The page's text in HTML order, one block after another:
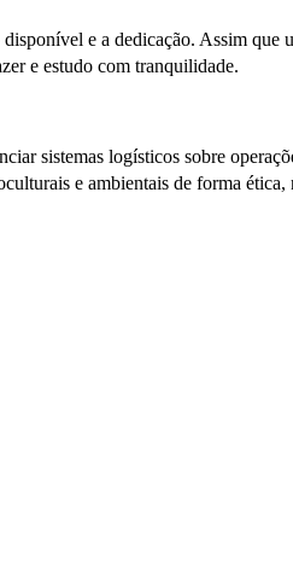
e a dedicação. Assim
e estudo com tranquilidade.
sistemas logísticos sobre
e ambientais de forma